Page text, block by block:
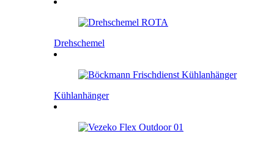
Drehschemel
Kühlanhänger